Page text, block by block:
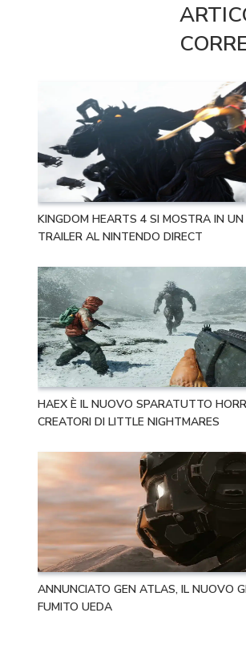
KINGDOM HEARTS 4 SI MOSTRA IN
TRAILER AL NINTENDO DIRECT
HAEX È IL NUOVO SPARATUTTO
CREATORI DI LITTLE NIGHTMARES
ANNUNCIATO GEN ATLAS, IL NUOVO
FUMITO UEDA